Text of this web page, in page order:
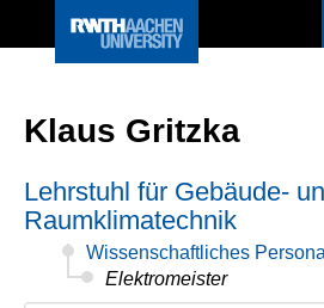
Klaus Gritzka
Lehrstuhl für Gebäude-
Raumklimatechnik
Wissenschaftliches Personal
Elektromeister